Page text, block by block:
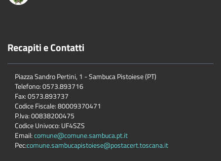
Recapiti e Contatti
Piazza Sandro Pertini, 1 - Sambuca Pistoiese (PT)
Telefono: 0573.893716
Fax: 0573.893737
Codice Fiscale: 80009370471
P.Iva: 00838200475
Codice Univoco: UF4SZS
Email:comune@comune.sambuca.pt.it
Pec:comune.sambucapistoiese@postacert.toscana.it